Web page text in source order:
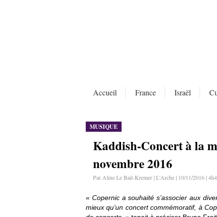
Accueil France Israël
MUSIQUE
Kaddish-Concert à la
novembre 2016
Par Aline Le Bail-Kremer | L'Arche | 10/11/2016 |
« Copernic a souhaité s’associer aux
mieux qu’un concert commémoratif, à